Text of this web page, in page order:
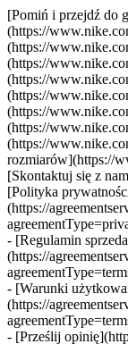
[Pomiń i przejdź do
(https://
(https://
(https://
(https://
(https://
(https://
(https://
(https://
rozmiarów](https://
[Skontaktuj się z
[Polityka
(https://
- [Regulamin
(https://
- [Warunki
(https://
- [Prześlij